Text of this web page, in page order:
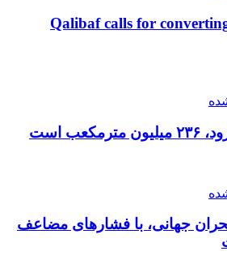
Qalibaf calls for
است
بحران جهانی، با فشارهای مضاعف